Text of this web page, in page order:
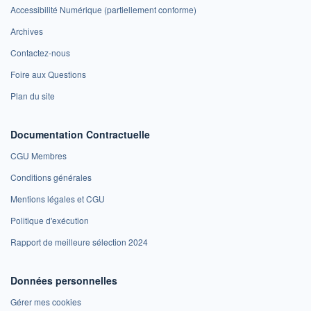
Accessibilité Numérique (partiellement conforme)
Archives
Contactez-nous
Foire aux Questions
Plan du site
Documentation Contractuelle
CGU Membres
Conditions générales
Mentions légales et CGU
Politique d'exécution
Rapport de meilleure sélection 2024
Données personnelles
Gérer mes cookies